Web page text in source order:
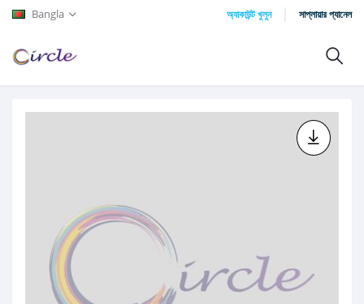
Bangla অ্যাকাউন্ট খুলুন সাপ্লায়ার প্যানেল